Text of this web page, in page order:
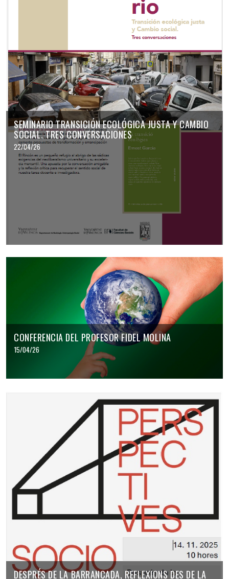
SEMINARIO TRANSICIÓN ECOLÓGICA JUSTA Y CAMBIO
SOCIAL. TRES CONVERSACIONES
22/04/26
CONFERENCIA DEL PROFESOR FIDEL MOLINA
15/04/26
DESPRÉS DE LA BARRANCADA, REFLEXIONS DES DE LA